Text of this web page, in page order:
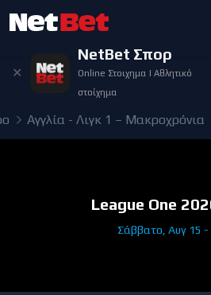
✕
NetBet Σπορ
Online Στοιχημα | Αθλητικό
στοίχημα
Αγγλία - Λιγκ 1 – Μακροχρόνια
League One
Σάββατο, Αυγ 15 -